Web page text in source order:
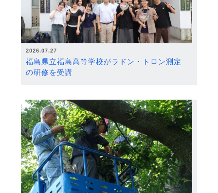
2026.07.27
福島県立福島高等学校がラドン・トロン測定
の研修を受講